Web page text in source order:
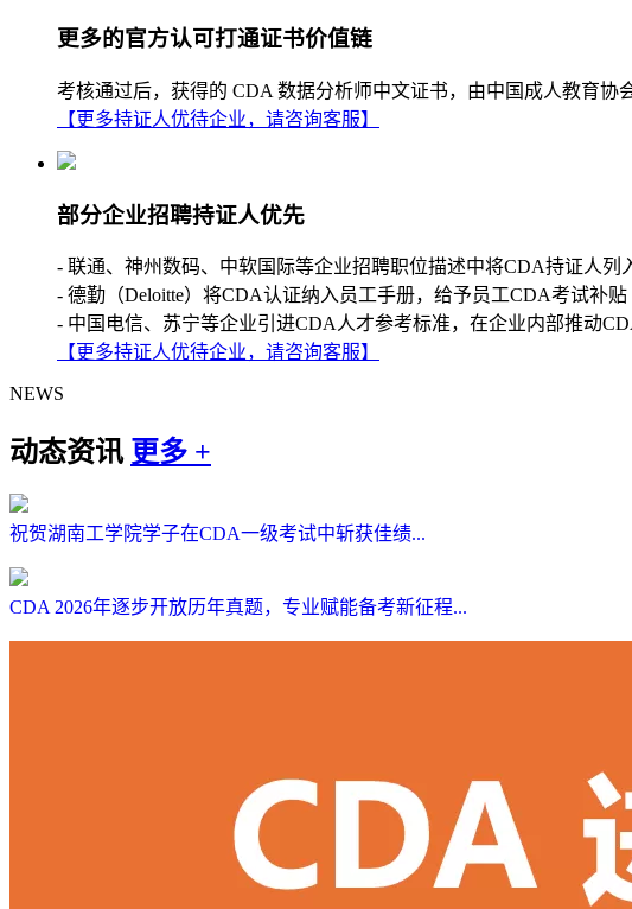
更多的官方认可打通证书价值链
考核通过后，获得的 CDA 数据分析师中文证书，由中国成人教育协
【更多持证人优待企业，请咨询客服】
部分企业招聘持证人优先
- 联通、神州数码、中软国际等企业招聘职位描述中将CDA持证人列
- 德勤（Deloitte）将CDA认证纳入员工手册，给予员工CDA考试补贴
- 中国电信、苏宁等企业引进CDA人才参考标准，在企业内部推动
【更多持证人优待企业，请咨询客服】
NEWS
动态资讯 更多 +
祝贺湖南工学院学子在CDA一级考试中斩获佳绩...
CDA 2026年逐步开放历年真题，专业赋能备考新征程...